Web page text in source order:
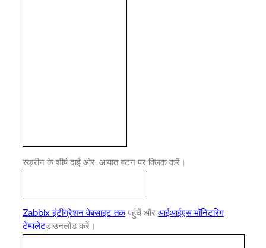
स्क्रीन के शीर्ष दाईं ओर, आयात बटन पर क्लिक करें।
Zabbix इंटीग्रेशन वेबसाइट तकपहुंचें और आईआईएस मॉनिटरिंग
टेम्पलेटडाउनलोड करें।